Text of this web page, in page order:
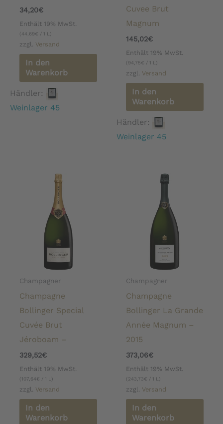
34,20€
Enthält 19% MwSt.
(44,69€ / 1 L)
zzgl. Versand
In den
Warenkorb
Händler:
Weinlager 45
Cuvee Brut
Magnum
145,02€
Enthält 19% MwSt.
(94,75€ / 1 L)
zzgl. Versand
In den
Warenkorb
Händler:
Weinlager 45
Champagner
Champagne
Bollinger Special
Cuvée Brut
Jéroboam –
329,52€
Enthält 19% MwSt.
(107,64€ / 1 L)
zzgl. Versand
In den
Warenkorb
Champagner
Champagne
Bollinger La Grande
Année Magnum –
2015
373,06€
Enthält 19% MwSt.
(243,73€ / 1 L)
zzgl. Versand
In den
Warenkorb